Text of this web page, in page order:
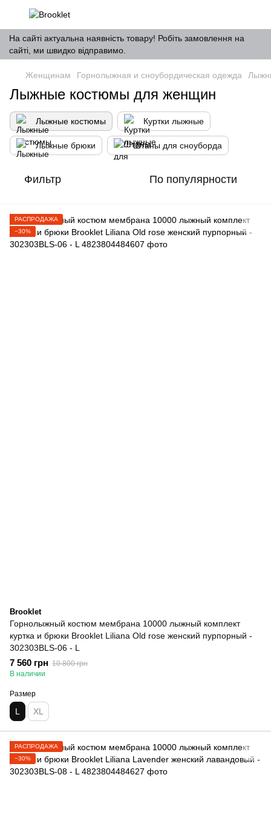
На сайті актуальна наявність товару! Робіть замовлення на
сайті, ми швидко відправимо.
Женщинам Горнолыжная и сноубордическая одежда
Лыжные костюмы для женщин
Лыжные костюмы Куртки лыжные
Лыжные брюки Штаны для сноуборда
Фильтр По популярности
РАСПРОДАЖА
−30%
Brooklet
Горнолыжный костюм мембрана 10000 лыжный комплект
куртка и брюки Brooklet Liliana Old rose женский пурпорный -
302303BLS-06 - L
7 560 грн 10 800 грн
В наличии
Размер
L XL
РАСПРОДАЖА
−30%